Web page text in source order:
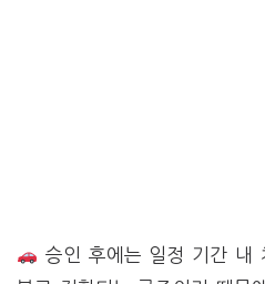
승인 후에는 일정 기간 내